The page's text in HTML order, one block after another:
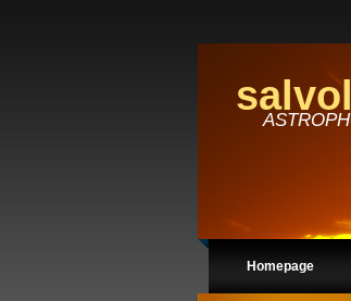
Homepage